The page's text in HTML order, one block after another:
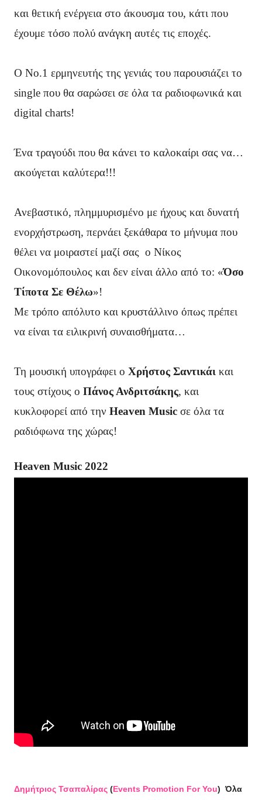
και θετική ενέργεια στο άκουσμα του, κάτι που
έχουμε τόσο πολύ ανάγκη αυτές τις εποχές.
Ο Νο.1 ερμηνευτής της γενιάς του παρουσιάζει το
single που θα σαρώσει σε όλα τα ραδιοφωνικά και
digital charts!
Ένα τραγούδι που θα κάνει το καλοκαίρι σας να…
ακούγεται καλύτερα!!!
Ανεβαστικό, πλημμυρισμένο με ήχους και δυνατή
ενορχήστρωση, περνάει ξεκάθαρα το μήνυμα που
θέλει να μοιραστεί μαζί σας ο Νίκος
Οικονομόπουλος και δεν είναι άλλο από το: «Όσο
Τίποτα Σε Θέλω»!
Με τρόπο απόλυτο και κρυστάλλινο όπως πρέπει
να είναι τα ειλικρινή συναισθήματα…
Τη μουσική υπογράφει ο Χρήστος Σαντικάι και
τους στίχους ο Πάνος Ανδριτσάκης, και
κυκλοφορεί από την Heaven Music σε όλα τα
ραδιόφωνα της χώρας!
Heaven Music 2022
Δημήτριος Τσαπαλίρας (Events Promotion For You) Όλα